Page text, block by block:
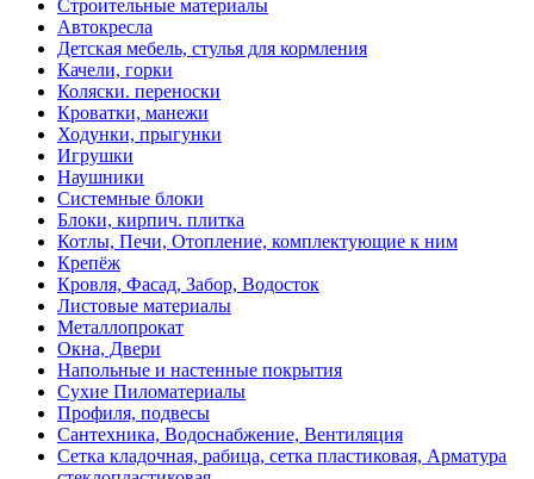
Строительные материалы
Автокресла
Детская мебель, стулья для кормления
Качели, горки
Коляски. переноски
Кроватки, манежи
Ходунки, прыгунки
Игрушки
Наушники
Системные блоки
Блоки, кирпич. плитка
Котлы, Печи, Отопление, комплектующие к ним
Крепёж
Кровля, Фасад, Забор, Водосток
Листовые материалы
Металлопрокат
Окна, Двери
Напольные и настенные покрытия
Сухие Пиломатериалы
Профиля, подвесы
Сантехника, Водоснабжение, Вентиляция
Сетка кладочная, рабица, сетка пластиковая, Арматура